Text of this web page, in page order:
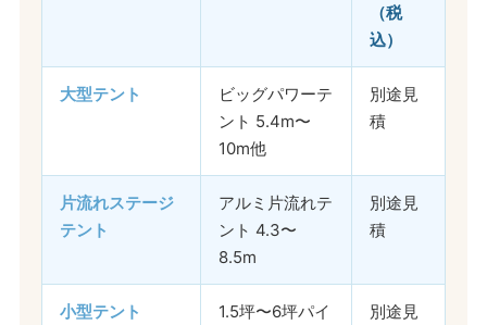
（税
込）
大型テント
ビッグパワーテ
ント 5.4m〜
10m他
別途見
積
片流れステージ
テント
アルミ片流れテ
ント 4.3〜
8.5m
別途見
積
小型テント
1.5坪〜6坪パイ
別途見